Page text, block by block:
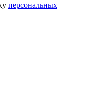
персональных